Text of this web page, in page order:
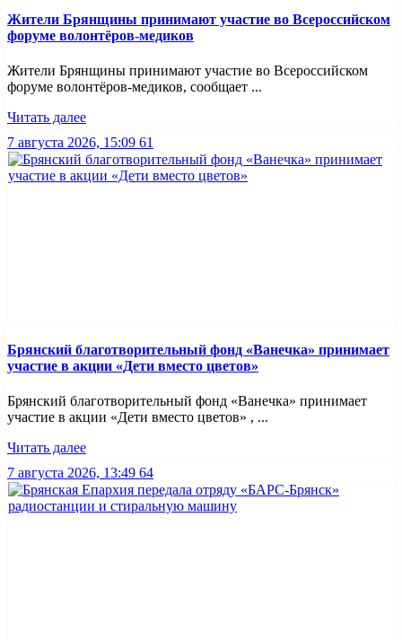
Жители Брянщины принимают участие во Всероссийском
форуме волонтёров-медиков
Жители Брянщины принимают участие во Всероссийском
форуме волонтёров-медиков, сообщает ...
Читать далее
7 августа 2026, 15:09 61
Брянский благотворительный фонд «Ванечка» принимает
участие в акции «Дети вместо цветов»
Брянский благотворительный фонд «Ванечка» принимает
участие в акции «Дети вместо цветов» , ...
Читать далее
7 августа 2026, 13:49 64